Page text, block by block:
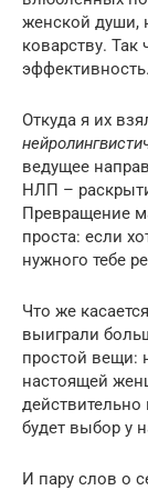
женской души,
коварству.
эффективность.
Откуда я их
ведущее
НЛП –
Превращение
проста: если
нужного тебе
Что же
выиграли
простой вещи:
настоящей
будет выбор у
И пару слов о